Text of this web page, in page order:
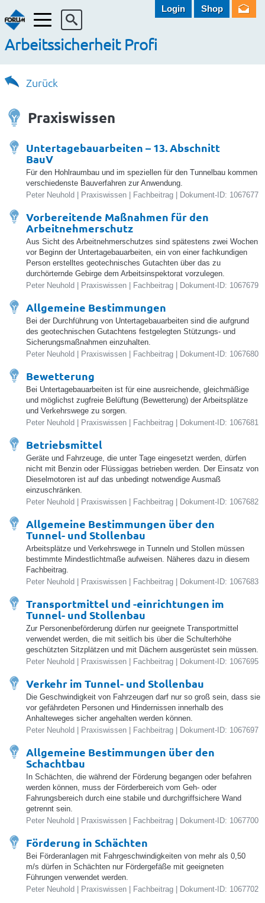
Menü
Arbeitssicherheit Profi
Login Shop
Zurück
Praxiswissen
Untertagebauarbeiten – 13. Abschnitt
BauV
Für den Hohlraumbau und im speziellen für den Tunnelbau kommen
verschiedenste Bauverfahren zur Anwendung.
Peter Neuhold | Praxiswissen | Fachbeitrag | Dokument-ID: 1067677
Vorbereitende Maßnahmen für den
Arbeitnehmerschutz
Aus Sicht des Arbeitnehmerschutzes sind spätestens zwei Wochen
vor Beginn der Untertagebauarbeiten, ein von einer fachkundigen
Person erstelltes geotechnisches Gutachten über das zu
durchörternde Gebirge dem Arbeitsinspektorat vorzulegen.
Peter Neuhold | Praxiswissen | Fachbeitrag | Dokument-ID: 1067679
Allgemeine Bestimmungen
Bei der Durchführung von Untertagebauarbeiten sind die aufgrund
des geotechnischen Gutachtens festgelegten Stützungs- und
Sicherungsmaßnahmen einzuhalten.
Peter Neuhold | Praxiswissen | Fachbeitrag | Dokument-ID: 1067680
Bewetterung
Bei Untertagebauarbeiten ist für eine ausreichende, gleichmäßige
und möglichst zugfreie Belüftung (Bewetterung) der Arbeitsplätze
und Verkehrswege zu sorgen.
Peter Neuhold | Praxiswissen | Fachbeitrag | Dokument-ID: 1067681
Betriebsmittel
Geräte und Fahrzeuge, die unter Tage eingesetzt werden, dürfen
nicht mit Benzin oder Flüssiggas betrieben werden. Der Einsatz von
Dieselmotoren ist auf das unbedingt notwendige Ausmaß
einzuschränken.
Peter Neuhold | Praxiswissen | Fachbeitrag | Dokument-ID: 1067682
Allgemeine Bestimmungen über den
Tunnel- und Stollenbau
Arbeitsplätze und Verkehrswege in Tunneln und Stollen müssen
bestimmte Mindestlichtmaße aufweisen. Näheres dazu in diesem
Fachbeitrag.
Peter Neuhold | Praxiswissen | Fachbeitrag | Dokument-ID: 1067683
Transportmittel und -einrichtungen im
Tunnel- und Stollenbau
Zur Personenbeförderung dürfen nur geeignete Transportmittel
verwendet werden, die mit seitlich bis über die Schulterhöhe
geschützten Sitzplätzen und mit Dächern ausgerüstet sein müssen.
Peter Neuhold | Praxiswissen | Fachbeitrag | Dokument-ID: 1067695
Verkehr im Tunnel- und Stollenbau
Die Geschwindigkeit von Fahrzeugen darf nur so groß sein, dass sie
vor gefährdeten Personen und Hindernissen innerhalb des
Anhalteweges sicher angehalten werden können.
Peter Neuhold | Praxiswissen | Fachbeitrag | Dokument-ID: 1067697
Allgemeine Bestimmungen über den
Schachtbau
In Schächten, die während der Förderung begangen oder befahren
werden können, muss der Förderbereich vom Geh- oder
Fahrungsbereich durch eine stabile und durchgriffsichere Wand
getrennt sein.
Peter Neuhold | Praxiswissen | Fachbeitrag | Dokument-ID: 1067700
Förderung in Schächten
Bei Förderanlagen mit Fahrgeschwindigkeiten von mehr als 0,50
m/s dürfen in Schächten nur Fördergefäße mit geeigneten
Führungen verwendet werden.
Peter Neuhold | Praxiswissen | Fachbeitrag | Dokument-ID: 1067702